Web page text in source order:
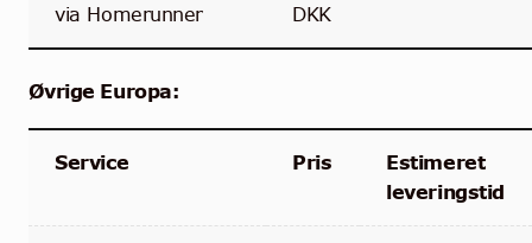
via Homerunner
DKK
Øvrige Europa:
Service Pris
Estimeret
leveringstid